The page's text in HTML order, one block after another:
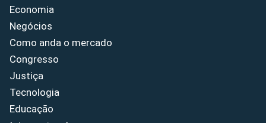
Economia
Negócios
Como anda o mercado
Congresso
Justiça
Tecnologia
Educação